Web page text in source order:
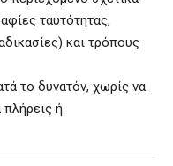
ταυτότητας,
και τρόπους
το δυνατόν, χωρίς να
πλήρεις ή